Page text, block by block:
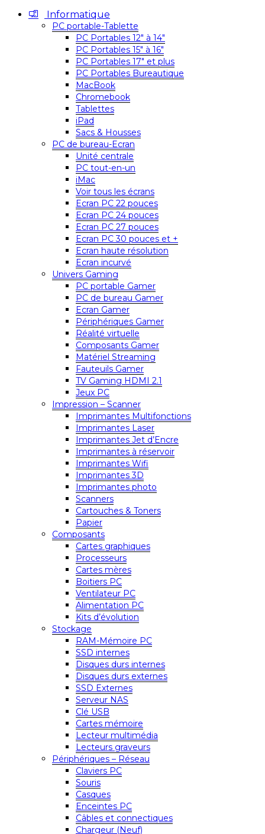
Informatique
PC portable-Tablette
PC Portables 12″ à 14″
PC Portables 15″ à 16″
PC Portables 17″ et plus
PC Portables Bureautique
MacBook
Chromebook
Tablettes
iPad
Sacs & Housses
PC de bureau-Ecran
Unité centrale
PC tout-en-un
iMac
Voir tous les écrans
Ecran PC 22 pouces
Ecran PC 24 pouces
Ecran PC 27 pouces
Ecran PC 30 pouces et +
Ecran haute résolution
Ecran incurvé
Univers Gaming
PC portable Gamer
PC de bureau Gamer
Ecran Gamer
Périphériques Gamer
Réalité virtuelle
Composants Gamer
Matériel Streaming
Fauteuils Gamer
TV Gaming HDMI 2.1
Jeux PC
Impression – Scanner
Imprimantes Multifonctions
Imprimantes Laser
Imprimantes Jet d’Encre
Imprimantes à réservoir
Imprimantes Wifi
Imprimantes 3D
Imprimantes photo
Scanners
Cartouches & Toners
Papier
Composants
Cartes graphiques
Processeurs
Cartes mères
Boitiers PC
Ventilateur PC
Alimentation PC
Kits d’évolution
Stockage
RAM-Mémoire PC
SSD internes
Disques durs internes
Disques durs externes
SSD Externes
Serveur NAS
Clé USB
Cartes mémoire
Lecteur multimédia
Lecteurs graveurs
Périphériques – Réseau
Claviers PC
Souris
Casques
Enceintes PC
Câbles et connectiques
Chargeur (Neuf)